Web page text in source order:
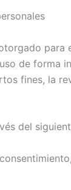
de forma
fines, la
del